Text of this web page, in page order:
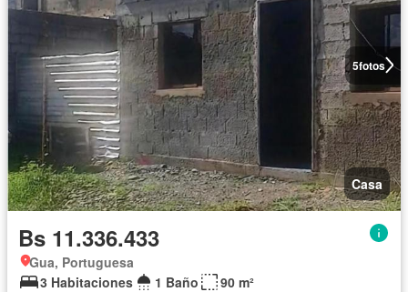
5fotos
Casa
Bs 11.336.433
Gua, Portuguesa
3 Habitaciones
1 Baño
90 m²